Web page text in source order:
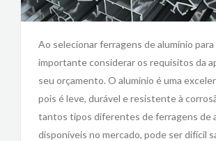
Ao selecionar ferragens de alumínio
importante considerar os requisitos da
seu orçamento. O alumínio é uma
pois é leve, durável e resistente à
tantos tipos diferentes de ferragens de
disponíveis no mercado, pode ser difícil